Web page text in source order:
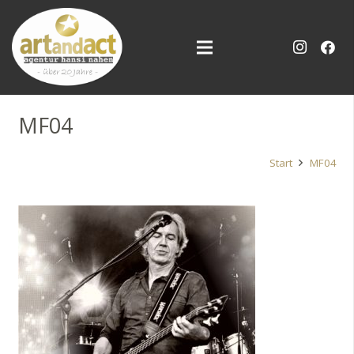
MF04
Start MF04